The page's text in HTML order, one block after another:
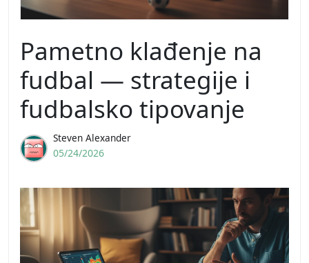
Pametno klađenje na
fudbal — strategije i
fudbalsko tipovanje
Steven Alexander
05/24/2026